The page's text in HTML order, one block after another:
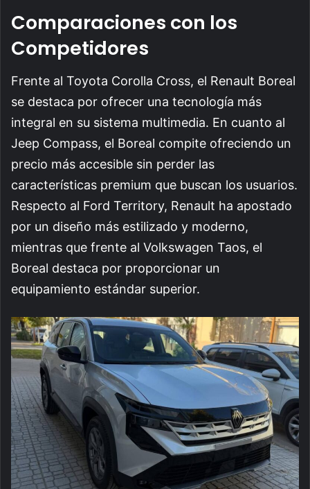
Comparaciones con los
Competidores
Frente al Toyota Corolla Cross, el Renault Boreal
se destaca por ofrecer una tecnología más
integral en su sistema multimedia. En cuanto al
Jeep Compass, el Boreal compite ofreciendo un
precio más accesible sin perder las
características premium que buscan los usuarios.
Respecto al Ford Territory, Renault ha apostado
por un diseño más estilizado y moderno,
mientras que frente al Volkswagen Taos, el
Boreal destaca por proporcionar un
equipamiento estándar superior.